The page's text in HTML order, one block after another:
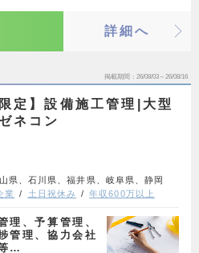
詳細へ
掲載期間 26/08/03～26/08/16
定】設備施工管理|大型
ネコン
県、石川県、福井県、岐阜県、静岡
業 土日祝休み 年収600万以上
理、予算管理、
管理、協力会社
…